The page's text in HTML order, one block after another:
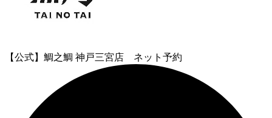
【公式】鯛之鯛 神戸三宮店 ネット予約